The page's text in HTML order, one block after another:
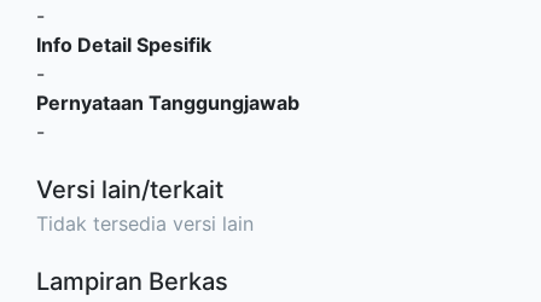
-
Info Detail Spesifik
-
Pernyataan Tanggungjawab
-
Versi lain/terkait
Tidak tersedia versi lain
Lampiran Berkas